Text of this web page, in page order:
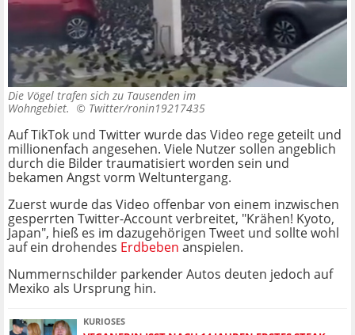
Die Vögel trafen sich zu Tausenden im
Wohngebiet. © Twitter/ronin19217435
Auf TikTok und Twitter wurde das Video rege geteilt und
millionenfach angesehen. Viele Nutzer sollen angeblich
durch die Bilder traumatisiert worden sein und
bekamen Angst vorm Weltuntergang.
Zuerst wurde das Video offenbar von einem inzwischen
gesperrten Twitter-Account verbreitet, "Krähen! Kyoto,
Japan", hieß es im dazugehörigen Tweet und sollte wohl
auf ein drohendes Erdbeben anspielen.
Nummernschilder parkender Autos deuten jedoch auf
Mexiko als Ursprung hin.
KURIOSES